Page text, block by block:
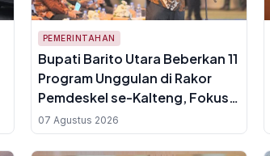
PEMERINTAHAN
Bupati Barito Utara Beberkan 11
Program Unggulan di Rakor
Pemdeskel se-Kalteng, Fokus
pada Karhutla dan Ekonomi
Daerah
07 Agustus 2026